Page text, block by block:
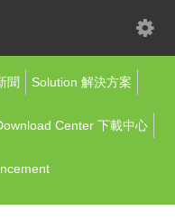
聞 Solution 解決方案
Center 下載中心